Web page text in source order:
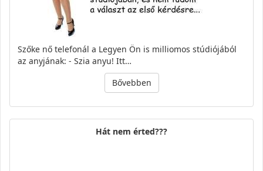
Szőke nő telefonál a Legyen Ön is milliomos stúdiójából
az anyjának: - Szia anyu! Itt…
Bővebben
Hát nem érted???